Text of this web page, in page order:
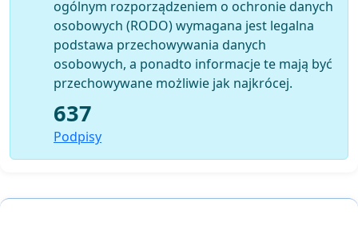
ogólnym rozporządzeniem o ochronie danych
osobowych (RODO) wymagana jest legalna
podstawa przechowywania danych
osobowych, a ponadto informacje te mają być
przechowywane możliwie jak najkrócej.
637
Podpisy